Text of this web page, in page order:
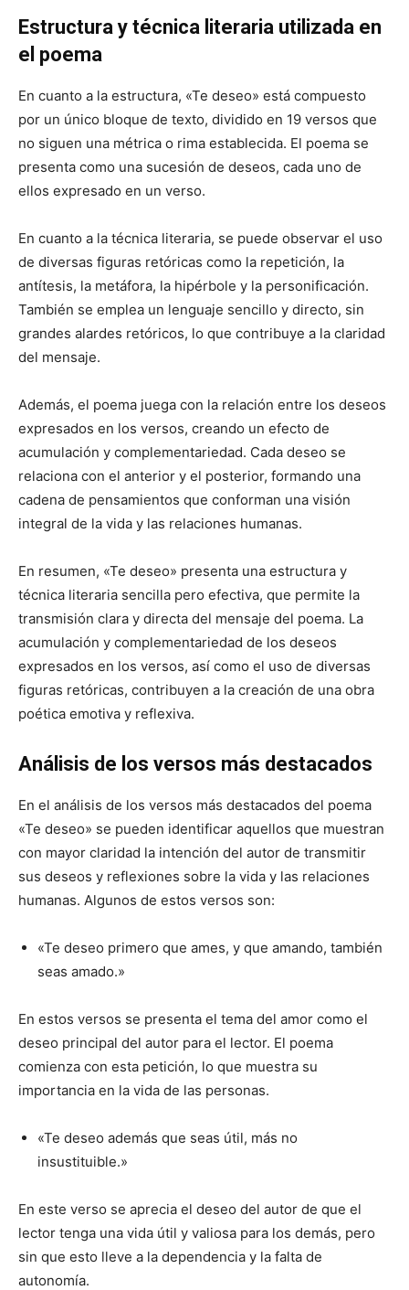
Estructura y técnica literaria utilizada en
el poema
En cuanto a la estructura, «Te deseo» está compuesto
por un único bloque de texto, dividido en 19 versos que
no siguen una métrica o rima establecida. El poema se
presenta como una sucesión de deseos, cada uno de
ellos expresado en un verso.
En cuanto a la técnica literaria, se puede observar el uso
de diversas figuras retóricas como la repetición, la
antítesis, la metáfora, la hipérbole y la personificación.
También se emplea un lenguaje sencillo y directo, sin
grandes alardes retóricos, lo que contribuye a la claridad
del mensaje.
Además, el poema juega con la relación entre los deseos
expresados en los versos, creando un efecto de
acumulación y complementariedad. Cada deseo se
relaciona con el anterior y el posterior, formando una
cadena de pensamientos que conforman una visión
integral de la vida y las relaciones humanas.
En resumen, «Te deseo» presenta una estructura y
técnica literaria sencilla pero efectiva, que permite la
transmisión clara y directa del mensaje del poema. La
acumulación y complementariedad de los deseos
expresados en los versos, así como el uso de diversas
figuras retóricas, contribuyen a la creación de una obra
poética emotiva y reflexiva.
Análisis de los versos más destacados
En el análisis de los versos más destacados del poema
«Te deseo» se pueden identificar aquellos que muestran
con mayor claridad la intención del autor de transmitir
sus deseos y reflexiones sobre la vida y las relaciones
humanas. Algunos de estos versos son:
«Te deseo primero que ames, y que amando, también
seas amado.»
En estos versos se presenta el tema del amor como el
deseo principal del autor para el lector. El poema
comienza con esta petición, lo que muestra su
importancia en la vida de las personas.
«Te deseo además que seas útil, más no
insustituible.»
En este verso se aprecia el deseo del autor de que el
lector tenga una vida útil y valiosa para los demás, pero
sin que esto lleve a la dependencia y la falta de
autonomía.